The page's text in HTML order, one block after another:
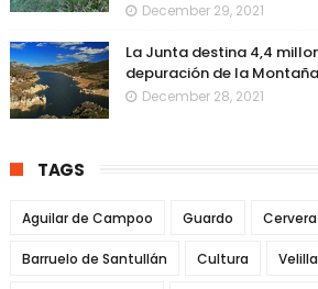
December 29, 2021
La Junta destina 4,4
depuración de la
December 28, 2021
TAGS
Aguilar de Campoo Guardo
Barruelo de Santullán Cultura